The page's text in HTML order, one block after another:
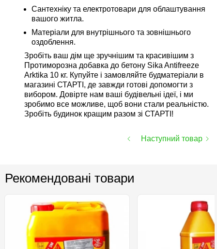
Сантехніку та електротовари для облаштування
вашого житла.
Матеріали для внутрішнього та зовнішнього
оздоблення.
Зробіть ваш дім ще зручнішим та красивішим з
Протиморозна добавка до бетону Sika Antifreeze
Arktika 10 кг. Купуйте і замовляйте будматеріали в
магазині СТАРТІ, де завжди готові допомогти з
вибором. Довірте нам ваші будівельні ідеї, і ми
зробимо все можливе, щоб вони стали реальністю.
Зробіть будинок кращим разом зі СТАРТІ!
Наступний товар
Рекомендовані товари